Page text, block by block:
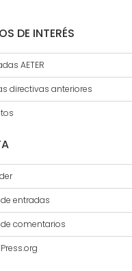
DE INTERÉS
AETER
directivas anteriores
de entradas
de comentarios